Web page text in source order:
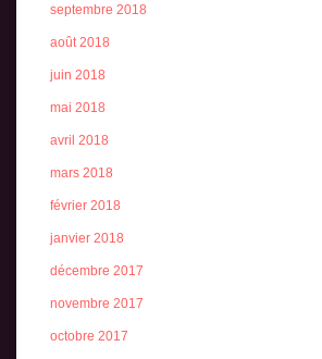
septembre 2018
août 2018
juin 2018
mai 2018
avril 2018
mars 2018
février 2018
janvier 2018
décembre 2017
novembre 2017
octobre 2017